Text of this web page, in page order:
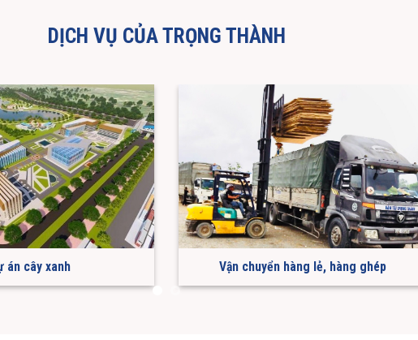
DỊCH VỤ CỦA TRỌNG THÀNH
án cây xanh Vận chuyển hàng lẻ, hàng ghép